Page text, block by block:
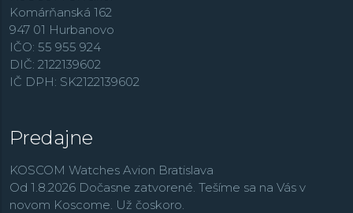
Komárňanská 162
947 01 Hurbanovo
IČO: 55 955 924
DIČ: 2122139602
IČ DPH: SK2122139602
Predajne
KOSCOM Watches Avion Bratislava
Od 1.8.2026 Dočasne zatvorené. Tešíme sa na Vás v
novom Koscome. Už čoskoro.